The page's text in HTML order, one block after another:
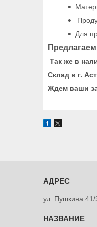
Для
Так же в
Склад в г.
Ждем ваши
ул. Пушкина 41/